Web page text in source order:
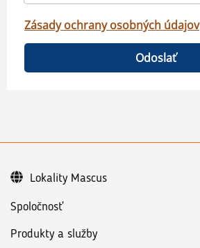
Zásady ochrany osobných údajov
Odoslať
Spoločnosť
Produkty a služby
Lokality Mascus